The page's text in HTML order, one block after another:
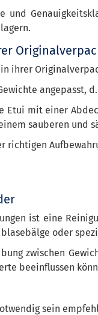
und
ihrer
angepasst,
Etui mit einer
sauberen und
richtigen
ist eine
oder
zwischen
beeinflussen
sein